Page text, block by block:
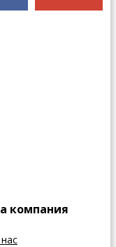
компания